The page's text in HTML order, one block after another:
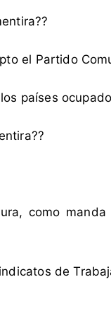
el Partido
países
como manda
de